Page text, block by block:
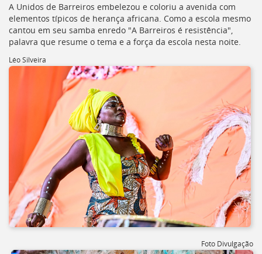
A Unidos de Barreiros embelezou e coloriu a avenida com
elementos típicos de herança africana. Como a escola mesmo
cantou em seu samba enredo "A Barreiros é resistência",
palavra que resume o tema e a força da escola nesta noite.
Léo Silveira
Foto Divulgação